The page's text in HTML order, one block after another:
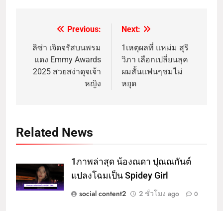
Previous:
ลิซ่า เจิดจรัสบนพรม
แดง Emmy Awards
2025 สวยสง่าดุจเจ้า
หญิง
Next:
1เหตุผลที่ แหม่ม สุริ
วิภา เลือกเปลี่ยนลุค
ผมสั้นแฟนๆชมไม่
หยุด
Related News
1ภาพล่าสุด น้องณดา ปุณณกันต์
แปลงโฉมเป็น Spidey Girl
social content2
2 ชั่วโมง ago 0